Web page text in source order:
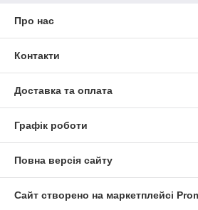
Про нас
Контакти
Доставка та оплата
Графік роботи
Повна версія сайту
Сайт створено на маркетплейсі